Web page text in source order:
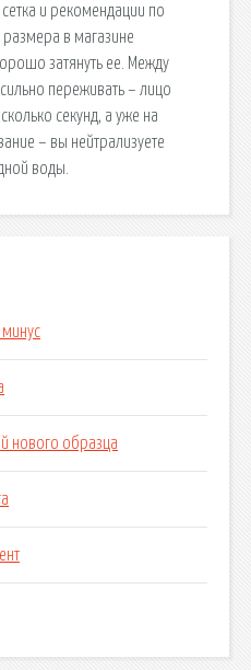
и рекомендации по
в магазине
затянуть ее. Между
переживать – лицо
секунд, а уже на
– вы нейтрализуете
воды.
нового образца